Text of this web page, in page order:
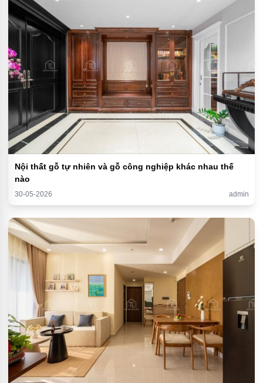
Nội thất gỗ tự nhiên và gỗ công nghiệp khác nhau thế
nào
30-05-2026 admin